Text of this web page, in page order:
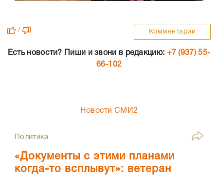
/ Комментарии
Есть новости? Пиши и звони в редакцию: +7 (937) 55-
66-102
Новости СМИ2
Политика
«Документы с этими планами
когда-то всплывут»: ветеран